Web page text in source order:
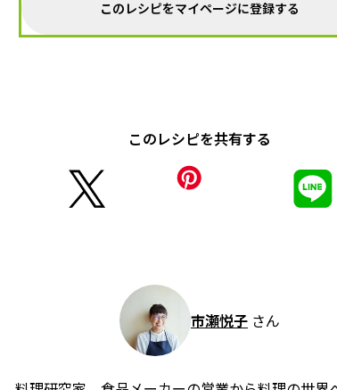
このレシピをマイページに登録する
このレシピを共有する
市瀬悦子 さん